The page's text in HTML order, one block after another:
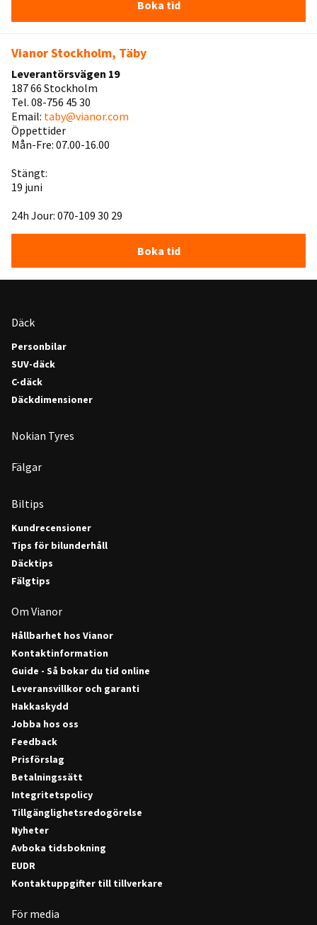
Boka tid
Vianor Stockholm, Täby
Leverantörsvägen 19
187 66 Stockholm
Tel. 08-756 45 30
Email: taby@vianor.com
Öppettider
Mån-Fre: 07.00-16.00
Stängt:
19 juni
24h Jour: 070-109 30 29
Boka tid
Däck
Personbilar
SUV-däck
C-däck
Däckdimensioner
Nokian Tyres
Fälgar
Biltips
Kundrecensioner
Tips för bilunderhåll
Däcktips
Fälgtips
Om Vianor
Hållbarhet hos Vianor
Kontaktinformation
Guide - Så bokar du tid online
Leveransvillkor och garanti
Hakkaskydd
Jobba hos oss
Feedback
Prisförslag
Betalningssätt
Integritetspolicy
Tillgänglighetsredogörelse
Nyheter
Avboka tidsbokning
EUDR
Kontaktuppgifter till tillverkare
För media